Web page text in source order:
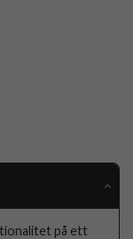
på ett